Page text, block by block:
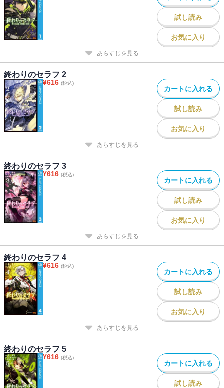
試し読み
お気に入り
あらすじを見る
終わりのセラフ 2
¥616 (税込)
カートに入れる
試し読み
お気に入り
あらすじを見る
終わりのセラフ 3
¥616 (税込)
カートに入れる
試し読み
お気に入り
あらすじを見る
終わりのセラフ 4
¥616 (税込)
カートに入れる
試し読み
お気に入り
あらすじを見る
終わりのセラフ 5
¥616 (税込)
カートに入れる
試し読み